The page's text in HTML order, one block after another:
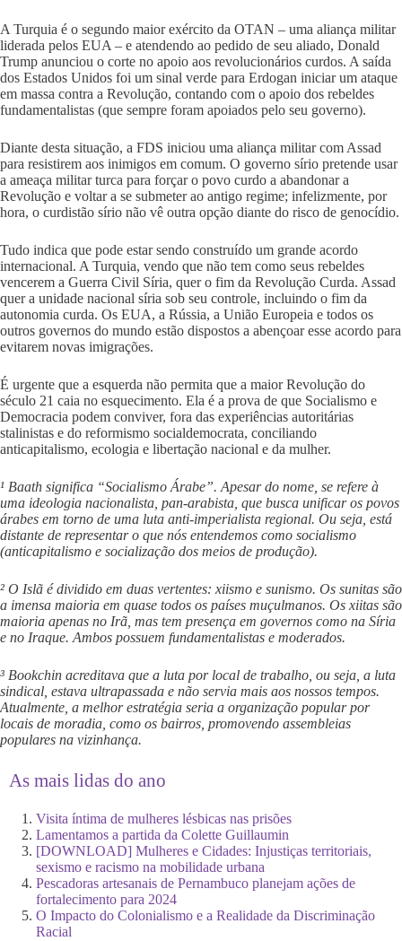
A Turquia é o segundo maior exército da OTAN – uma aliança militar
liderada pelos EUA – e atendendo ao pedido de seu aliado, Donald
Trump anunciou o corte no apoio aos revolucionários curdos. A saída
dos Estados Unidos foi um sinal verde para Erdogan iniciar um ataque
em massa contra a Revolução, contando com o apoio dos rebeldes
fundamentalistas (que sempre foram apoiados pelo seu governo).
Diante desta situação, a FDS iniciou uma aliança militar com Assad
para resistirem aos inimigos em comum. O governo sírio pretende usar
a ameaça militar turca para forçar o povo curdo a abandonar a
Revolução e voltar a se submeter ao antigo regime; infelizmente, por
hora, o curdistão sírio não vê outra opção diante do risco de genocídio.
Tudo indica que pode estar sendo construído um grande acordo
internacional. A Turquia, vendo que não tem como seus rebeldes
vencerem a Guerra Civil Síria, quer o fim da Revolução Curda. Assad
quer a unidade nacional síria sob seu controle, incluindo o fim da
autonomia curda. Os EUA, a Rússia, a União Europeia e todos os
outros governos do mundo estão dispostos a abençoar esse acordo para
evitarem novas imigrações.
É urgente que a esquerda não permita que a maior Revolução do
século 21 caia no esquecimento. Ela é a prova de que Socialismo e
Democracia podem conviver, fora das experiências autoritárias
stalinistas e do reformismo socialdemocrata, conciliando
anticapitalismo, ecologia e libertação nacional e da mulher.
¹ Baath significa “Socialismo Árabe”. Apesar do nome, se refere à
uma ideologia nacionalista, pan-arabista, que busca unificar os povos
árabes em torno de uma luta anti-imperialista regional. Ou seja, está
distante de representar o que nós entendemos como socialismo
(anticapitalismo e socialização dos meios de produção).
² O Islã é dividido em duas vertentes: xiismo e sunismo. Os sunitas são
a imensa maioria em quase todos os países muçulmanos. Os xiitas são
maioria apenas no Irã, mas tem presença em governos como na Síria
e no Iraque. Ambos possuem fundamentalistas e moderados.
³ Bookchin acreditava que a luta por local de trabalho, ou seja, a luta
sindical, estava ultrapassada e não servia mais aos nossos tempos.
Atualmente, a melhor estratégia seria a organização popular por
locais de moradia, como os bairros, promovendo assembleias
populares na vizinhança.
As mais lidas do ano
Visita íntima de mulheres lésbicas nas prisões
Lamentamos a partida da Colette Guillaumin
[DOWNLOAD] Mulheres e Cidades: Injustiças territoriais,
sexismo e racismo na mobilidade urbana
Pescadoras artesanais de Pernambuco planejam ações de
fortalecimento para 2024
O Impacto do Colonialismo e a Realidade da Discriminação
Racial